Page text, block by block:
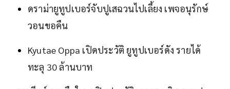
ดราม่ายูทูปเบอร์จับปูเสฉวนไปเลี้ยง เพจอนุรักษ์
วอนขอคืน
Kyutae Oppa เปิดประวัติ ยูทูปเบอร์ดัง รายได้
ทะลุ 30 ล้านบาท